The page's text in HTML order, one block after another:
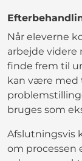
Når eleverne
arbejde
finde frem til
kan være med
bruges som
Afslutningsvis
om processen